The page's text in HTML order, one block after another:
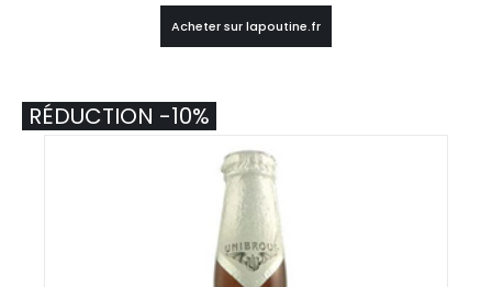
Acheter sur lapoutine.fr
RÉDUCTION -10%